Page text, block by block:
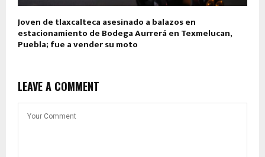
Joven de tlaxcalteca asesinado a balazos en
estacionamiento de Bodega Aurrerá en Texmelucan,
Puebla; fue a vender su moto
LEAVE A COMMENT